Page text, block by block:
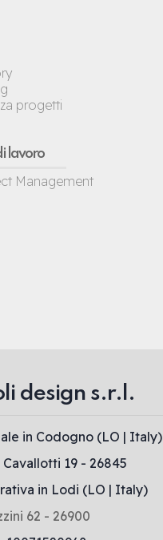
progetti
lavoro
Management
design s.r.l.
in Codogno (LO | Italy)
19 - 26845
in Lodi (LO | Italy)
62 - 26900